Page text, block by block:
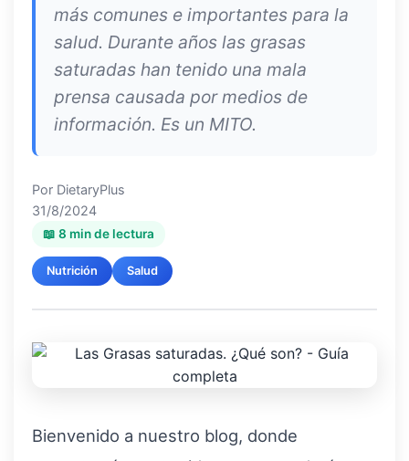
más comunes e importantes para la
salud. Durante años las grasas
saturadas han tenido una mala
prensa causada por medios de
información. Es un MITO.
Por DietaryPlus
31/8/2024
📖 8 min de lectura
Nutrición Salud
Bienvenido a nuestro blog, donde